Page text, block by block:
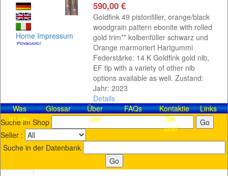
Home Impressum
590,00 €
Goldfink 49 pistonfiller, orange/black
woodgrain pattern ebonite with rolled
gold trim** kolbenfüller schwarz und
Orange marmoriert Hartgummi
Federstärke: 14 K Goldfink gold nib,
EF tip with a variety of other nib
options available as well. Zustand:
Jahr: 2023
Details
Was
ist neu
Glossar
Über
uns
FAQs
Kontaktieren
Sie
uns!
Links
Suche im Shop
Seller :
Suche in der Datenbank